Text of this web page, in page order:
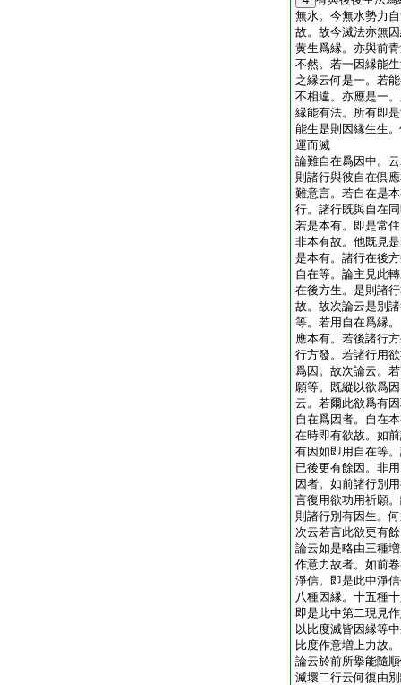
無水。今無水勢力
故。故今滅法亦無
黄生爲縁。亦與前
不然。若一因縁能
之縁云何是一。若
不相違。亦應是一
縁能有法。所有即
能生是則因縁生生
運而滅
論難自在爲因中。
則諸行與彼自在倶
難意言。若自在是
行。諸行既與自在
若是本有。即是常
非本有故。他既見
是本有。諸行在後
自在等。論主見此
在後方生。是則諸
故。故次論云是別
等。若用自在爲縁
應本有。若後諸行
行方發。若諸行用
爲因。故次論云。
願等。既縱以欲爲
云。若爾此欲爲有
自在爲因者。自在
在時即有欲故。如
有因如即用自在等
已後更有餘因。非
因者。如前諸行別
言復用欲功用祈願
則諸行別有因生。
次云若言此欲更有
論云如是略由三種
作意力故者。如前
淨信。即是此中淨
八種因縁。十五種
即是此中第二現見
以比度滅皆因縁等
比度作意増上力故
論云於前所擧能隨
滅壞二行云何復由